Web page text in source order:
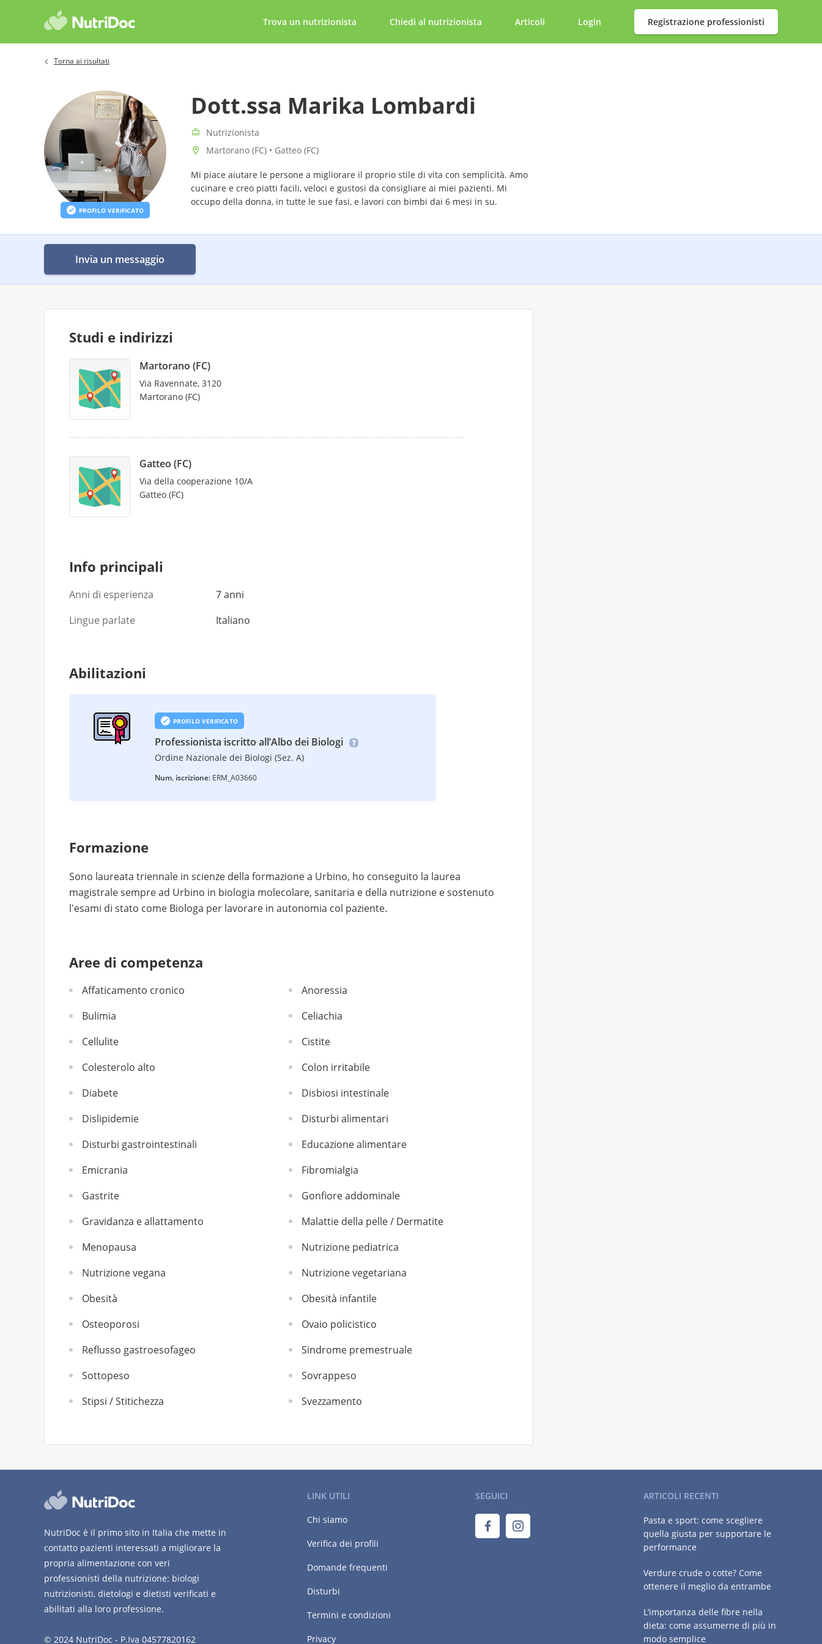
Trova un nutrizionista Chiedi al nutrizionista Articoli Login Registrazione professionisti
Torna ai risultati
PROFILO VERIFICATO
Dott.ssa Marika Lombardi
Nutrizionista
Martorano (FC) • Gatteo (FC)
Mi piace aiutare le persone a migliorare il proprio stile di vita con semplicità. Amo
cucinare e creo piatti facili, veloci e gustosi da consigliare ai miei pazienti. Mi
occupo della donna, in tutte le sue fasi, e lavori con bimbi dai 6 mesi in su.
Invia un messaggio
Studi e indirizzi
Martorano (FC)
Via Ravennate, 3120
Martorano (FC)
Gatteo (FC)
Via della cooperazione 10/A
Gatteo (FC)
Info principali
Anni di esperienza
7 anni
Lingue parlate
Italiano
Abilitazioni
PROFILO VERIFICATO
Professionista iscritto all’Albo dei Biologi
Ordine Nazionale dei Biologi (Sez. A)
Num. iscrizione: ERM_A03660
Formazione
Sono laureata triennale in scienze della formazione a Urbino, ho conseguito la laurea
magistrale sempre ad Urbino in biologia molecolare, sanitaria e della nutrizione e sostenuto
l'esami di stato come Biologa per lavorare in autonomia col paziente.
Aree di competenza
Affaticamento cronico
Anoressia
Bulimia
Celiachia
Cellulite
Cistite
Colesterolo alto
Colon irritabile
Diabete
Disbiosi intestinale
Dislipidemie
Disturbi alimentari
Disturbi gastrointestinali
Educazione alimentare
Emicrania
Fibromialgia
Gastrite
Gonfiore addominale
Gravidanza e allattamento
Malattie della pelle / Dermatite
Menopausa
Nutrizione pediatrica
Nutrizione vegana
Nutrizione vegetariana
Obesità
Obesità infantile
Osteoporosi
Ovaio policistico
Reflusso gastroesofageo
Sindrome premestruale
Sottopeso
Sovrappeso
Stipsi / Stitichezza
Svezzamento
NutriDoc è il primo sito in Italia che mette in
contatto pazienti interessati a migliorare la
propria alimentazione con veri
professionisti della nutrizione: biologi
nutrizionisti, dietologi e dietisti verificati e
abilitati alla loro professione.
© 2024 NutriDoc - P.Iva 04577820162
LINK UTILI
Chi siamo
Verifica dei profili
Domande frequenti
Disturbi
Termini e condizioni
Privacy
SEGUICI ARTICOLI RECENTI
Pasta e sport: come scegliere
quella giusta per supportare le
performance
Verdure crude o cotte? Come
ottenere il meglio da entrambe
L’importanza delle fibre nella
dieta: come assumerne di più in
modo semplice